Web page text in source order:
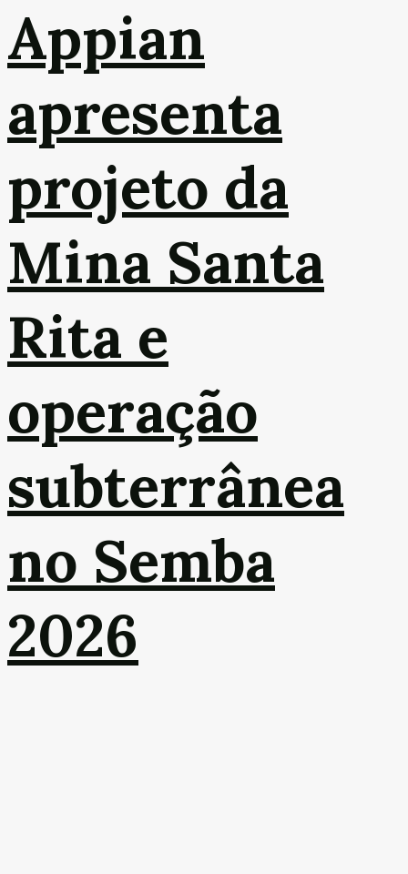
Appian
apresenta
projeto da
Mina Santa
Rita e
operação
subterrânea
no Semba
2026